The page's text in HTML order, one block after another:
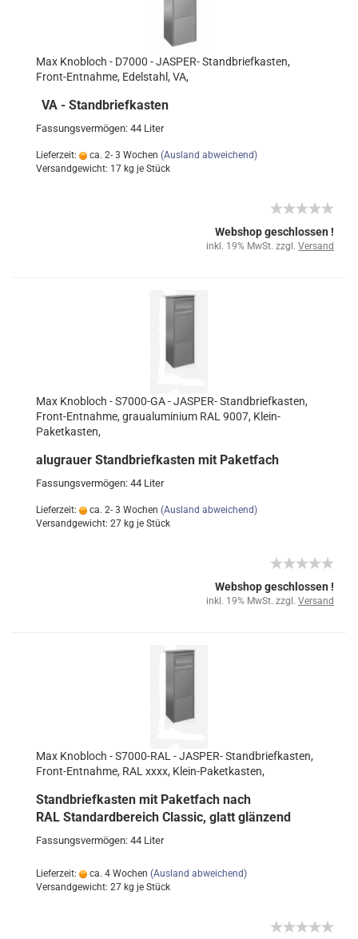
Max Knobloch - D7000 - JASPER- Standbriefkasten,
Front-Entnahme, Edelstahl, VA,
VA - Standbriefkasten
Fassungsvermögen: 44 Liter
Lieferzeit: ca. 2- 3 Wochen (Ausland abweichend)
Versandgewicht: 17 kg je Stück
Webshop geschlossen !
inkl. 19% MwSt. zzgl. Versand
Max Knobloch - S7000-GA - JASPER- Standbriefkasten,
Front-Entnahme, graualuminium RAL 9007, Klein-
Paketkasten,
alugrauer Standbriefkasten mit Paketfach
Fassungsvermögen: 44 Liter
Lieferzeit: ca. 2- 3 Wochen (Ausland abweichend)
Versandgewicht: 27 kg je Stück
Webshop geschlossen !
inkl. 19% MwSt. zzgl. Versand
Max Knobloch - S7000-RAL - JASPER- Standbriefkasten,
Front-Entnahme, RAL xxxx, Klein-Paketkasten,
Standbriefkasten mit Paketfach nach
RAL Standardbereich Classic, glatt glänzend
Fassungsvermögen: 44 Liter
Lieferzeit: ca. 4 Wochen (Ausland abweichend)
Versandgewicht: 27 kg je Stück